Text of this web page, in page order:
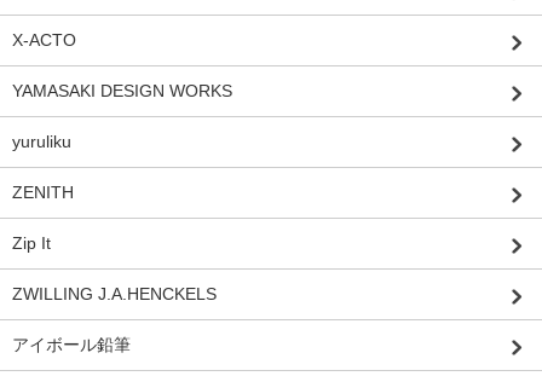
X-ACTO
YAMASAKI DESIGN WORKS
yuruliku
ZENITH
Zip It
ZWILLING J.A.HENCKELS
アイボール鉛筆